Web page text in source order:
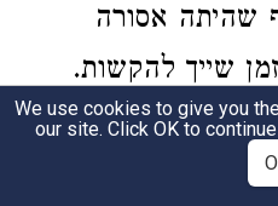
שהיתה אסורה
שייך להקשות.
ב'בס"ד:
We use cookies to give you
our site. Click OK to